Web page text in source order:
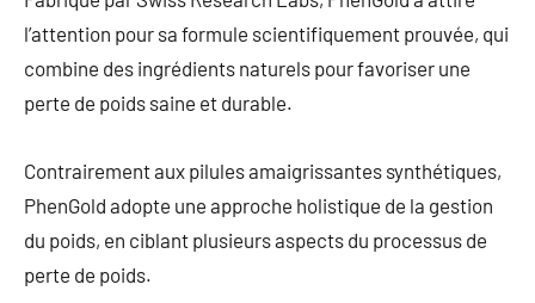
l’attention pour sa formule scientifiquement prouvée, qui
combine des ingrédients naturels pour favoriser une
perte de poids saine et durable.
Contrairement aux pilules amaigrissantes synthétiques,
PhenGold adopte une approche holistique de la gestion
du poids, en ciblant plusieurs aspects du processus de
perte de poids.